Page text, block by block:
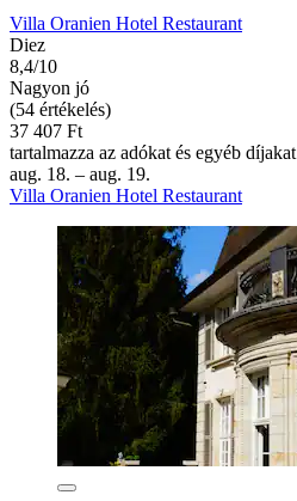
Villa Oranien Hotel Restaurant
Diez
8,4/10
Nagyon jó
(54 értékelés)
37 407 Ft
tartalmazza az adókat és egyéb díjakat
aug. 18. – aug. 19.
Villa Oranien Hotel Restaurant